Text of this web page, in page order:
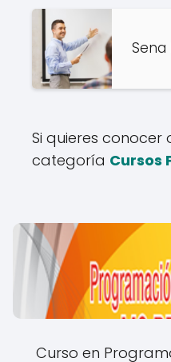
Si quieres
categoría Cursos
Curso en